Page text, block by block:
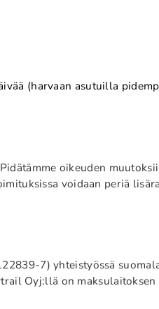
(harvaan asutuilla
oikeuden
voidaan periä
7) yhteistyössä
Oyj:llä on